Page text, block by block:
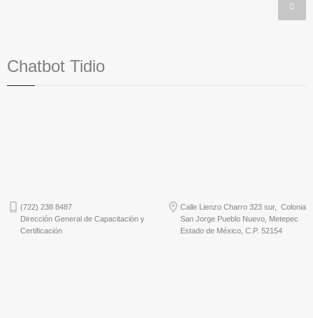
Chatbot Tidio
(722) 238 8487
Dirección General de Capacitación y
Certificación
Calle Lienzo Charro 323 sur, Colonia
San Jorge Pueblo Nuevo, Metepec
Estado de México, C.P. 52154